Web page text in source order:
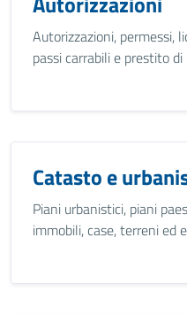
Autorizzazioni, permessi,
passi carrabili e prestito
Catasto e
Piani urbanistici, piani
immobili, case, terreni ed